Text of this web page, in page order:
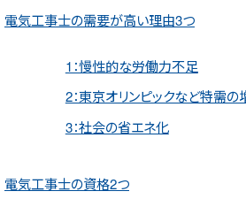
電気工事士の需要が高い理由3つ
1：慢性的な労働力不足
2：東京オリンピックなど特需の
3：社会の省エネ化
電気工事士の資格2つ